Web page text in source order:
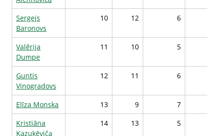
Sergejs
Baronovs
10 12 6
Valērija
Dumpe
11 10 5
Guntis
Vinogradovs
12 11 6
Elīza Monska 13 9 7
Kristiāna
Kazukēviča
14 13 5